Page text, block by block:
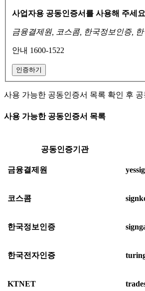
사업자용 공동인증서를 사용해 주세
금융결제원, 코스콤, 한국정보인증,
안내 1600-1522
인증하기
사용 가능한 공동인증서 목록 확인 후
사용 가능한 공동인증서 목록
공동인증기관
금융결제원
코스콤
한국정보인증
한국전자인증
KTNET